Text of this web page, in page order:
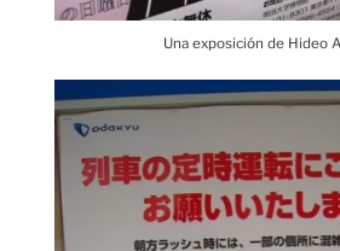
Una exposición de Hideo